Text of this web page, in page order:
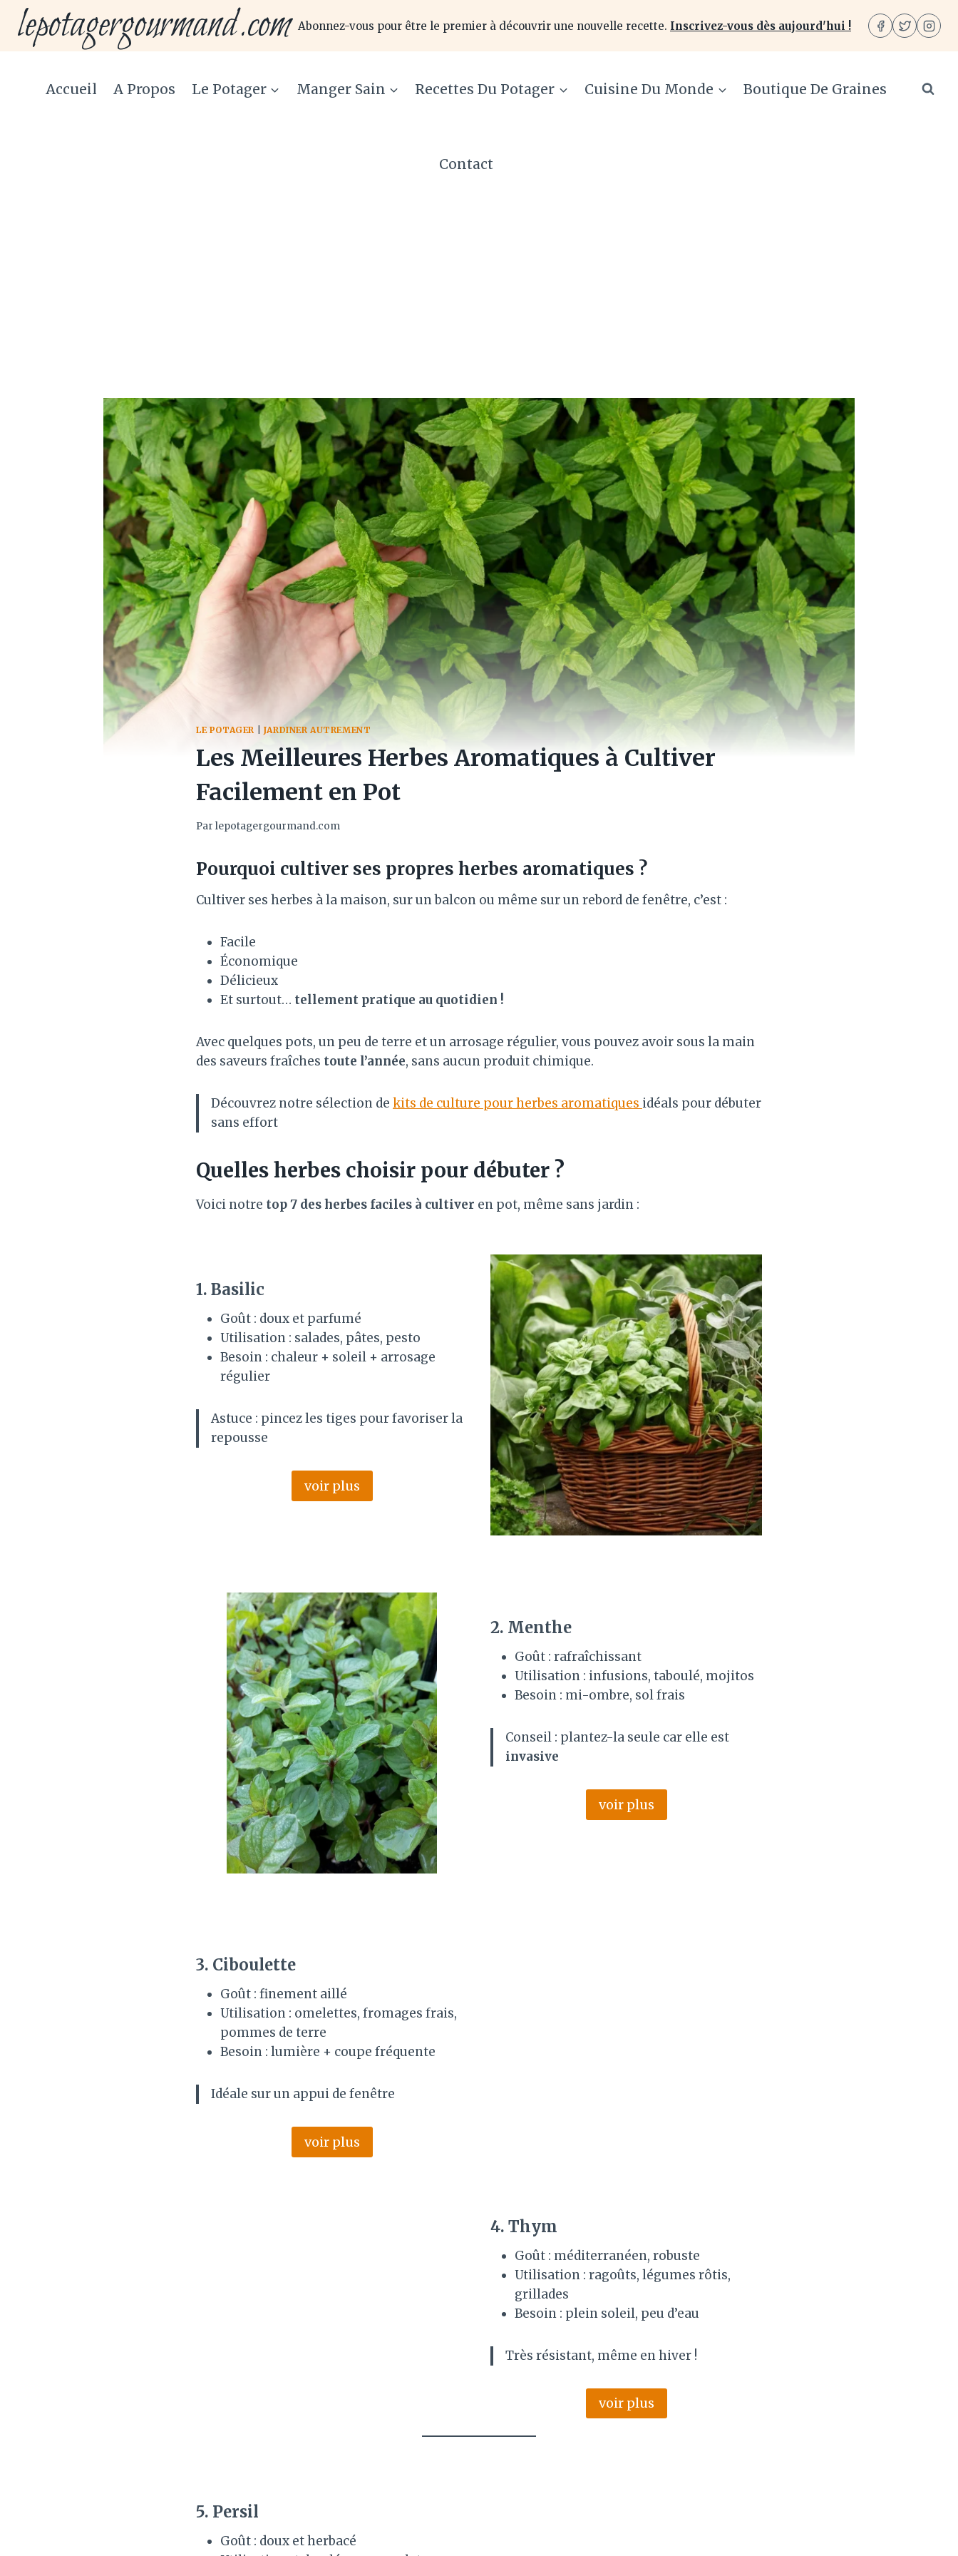
Aller
contenu
lepotagergourmand.com Abonnez-vous pour être le premier à découvrir une nouvelle recette. Inscrivez-vous dès aujourd'hui !
Accueil A Propos Le Potager Manger Sain Recettes Du Potager Cuisine Du Monde Boutique De Graines
Contact
LE POTAGER JARDINER AUTREMENT
Les Meilleures Herbes Aromatiques à Cultiver
Facilement en Pot
Par lepotagergourmand.com
Pourquoi cultiver ses propres herbes aromatiques ?
Cultiver ses herbes à la maison, sur un balcon ou même sur un rebord de fenêtre, c’est :
Facile
Économique
Délicieux
Et surtout… tellement pratique au quotidien !
Avec quelques pots, un peu de terre et un arrosage régulier, vous pouvez avoir sous la main
des saveurs fraîches toute l’année, sans aucun produit chimique.
Découvrez notre sélection de kits de culture pour herbes aromatiques idéals pour débuter
sans effort
Quelles herbes choisir pour débuter ?
Voici notre top 7 des herbes faciles à cultiver en pot, même sans jardin :
1. Basilic
Goût : doux et parfumé
Utilisation : salades, pâtes, pesto
Besoin : chaleur + soleil + arrosage
régulier
Astuce : pincez les tiges pour favoriser la
repousse
voir plus
2. Menthe
Goût : rafraîchissant
Utilisation : infusions, taboulé, mojitos
Besoin : mi-ombre, sol frais
Conseil : plantez-la seule car elle est
invasive
voir plus
3. Ciboulette
Goût : finement aillé
Utilisation : omelettes, fromages frais,
pommes de terre
Besoin : lumière + coupe fréquente
Idéale sur un appui de fenêtre
voir plus
4. Thym
Goût : méditerranéen, robuste
Utilisation : ragoûts, légumes rôtis,
grillades
Besoin : plein soleil, peu d’eau
Très résistant, même en hiver !
voir plus
5. Persil
Goût : doux et herbacé